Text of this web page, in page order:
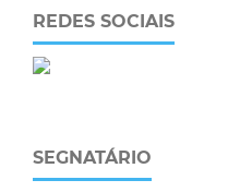
REDES SOCIAIS
SEGNATÁRIO